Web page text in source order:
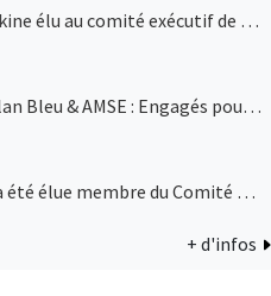
Raouf Boucekkine élu au comité exécutif de l’IEA
Partenariat Plan Bleu & AMSE : Engagés pour l'économie durable en Méditerranée
Marion Dovis a été élue membre du Comité Directeur de l’AFSE
+ d'infos